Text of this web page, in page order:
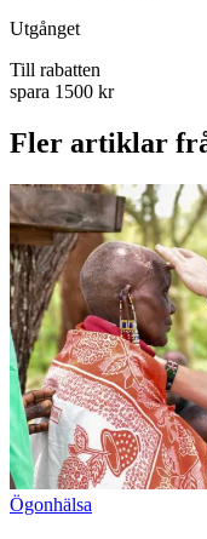
Utgånget
Till rabatten
spara 1500 kr
Fler artiklar
Ögonhälsa